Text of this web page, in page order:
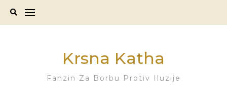
Krsna Katha
Fanzin Za Borbu Protiv Iluzije